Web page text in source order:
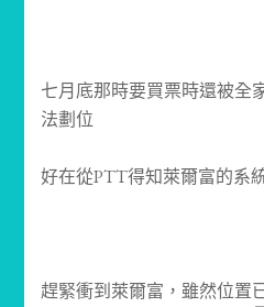
七月底那時要買票時還被全
法劃位
好在從PTT得知萊爾富的系
趕緊衝到萊爾富，雖然位置